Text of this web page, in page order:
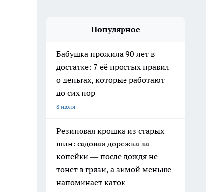
Популярное
Бабушка прожила 90 лет в
достатке: 7 её простых правил
о деньгах, которые работают
до сих пор
8 июля
Резиновая крошка из старых
шин: садовая дорожка за
копейки — после дождя не
тонет в грязи, а зимой меньше
напоминает каток